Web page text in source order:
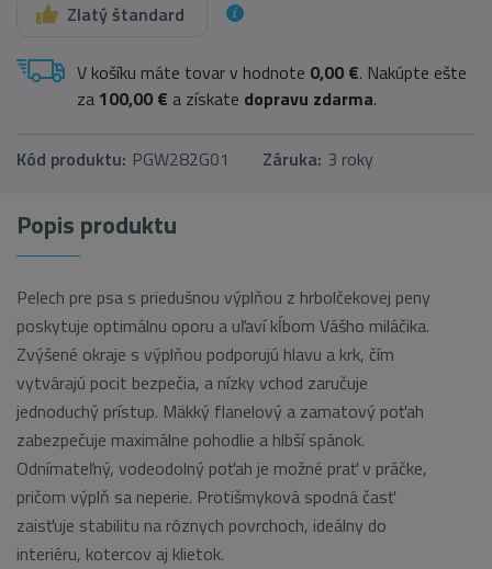
Zlatý štandard
V košíku máte tovar v hodnote 0,00 €. Nakúpte ešte
za 100,00 € a získate dopravu zdarma.
Kód produktu: PGW282G01 Záruka: 3 roky
Popis produktu
Pelech pre psa s priedušnou výplňou z hrbolčekovej peny
poskytuje optimálnu oporu a uľaví kĺbom Vášho miláčika.
Zvýšené okraje s výplňou podporujú hlavu a krk, čím
vytvárajú pocit bezpečia, a nízky vchod zaručuje
jednoduchý prístup. Mäkký flanelový a zamatový poťah
zabezpečuje maximálne pohodlie a hlbší spánok.
Odnímateľný, vodeodolný poťah je možné prať v práčke,
pričom výplň sa neperie. Protišmyková spodná časť
zaisťuje stabilitu na rôznych povrchoch, ideálny do
interiéru, kotercov aj klietok.